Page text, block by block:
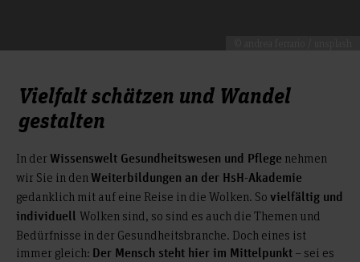
Vielfalt schätzen und Wandel
gestalten
In der Wissenswelt Gesundheitswesen und Pflege nehmen
wir Sie in denWeiterbildungen an der HsH-Akademie
gedanklich mit auf eine Reise in die Wolken. So vielfältig und
individuell Wolken sind, so sind es auch die Themen und
Bedürfnisse in der Gesundheitsbranche. Doch eines ist
immer gleich: Der Mensch steht hier im Mittelpunkt – sei es